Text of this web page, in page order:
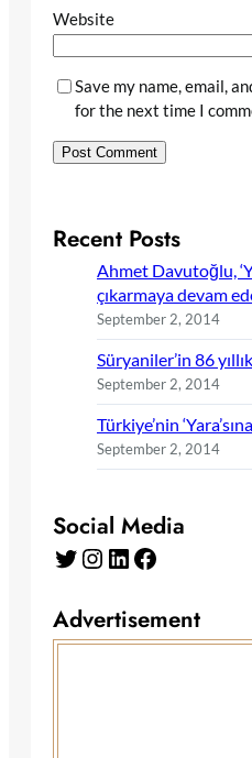
Website
Save my name, email,
for the next time I
Recent Posts
Ahmet Davutoğlu,
çıkarmaya devam
September 2, 2014
Süryaniler’in 86
September 2, 2014
Türkiye’nin
September 2, 2014
Social Media
Twitter Instagram LinkedIn Facebook
Advertisement